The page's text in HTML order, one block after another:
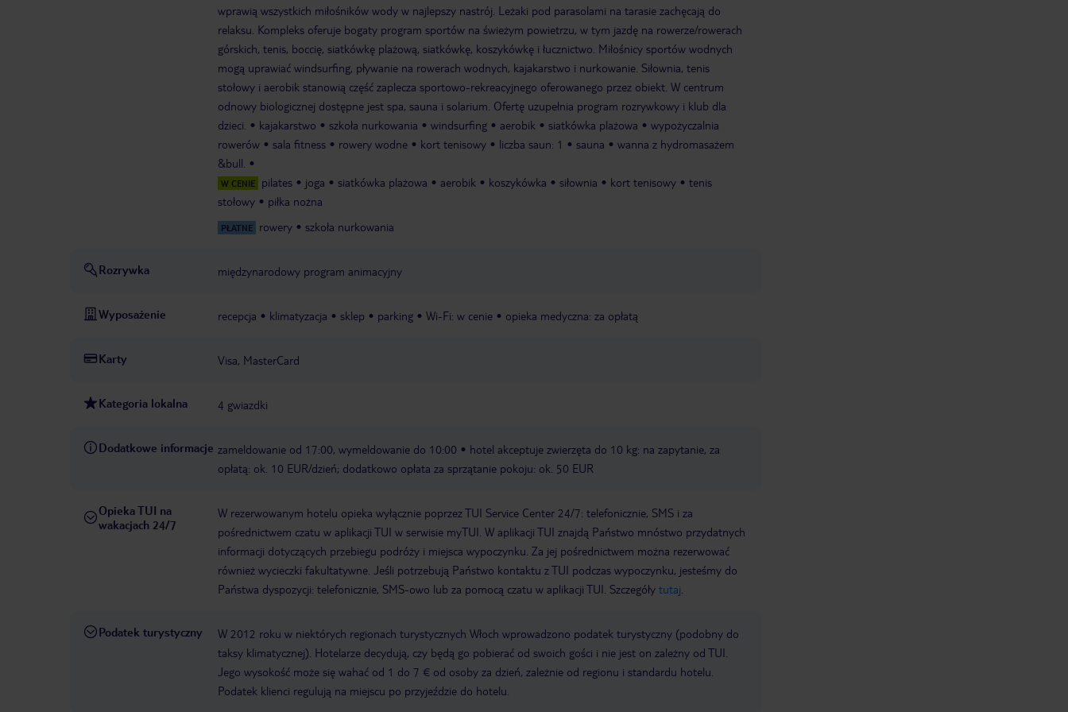
wprawią wszystkich miłośników wody w najlepszy nastrój. Leżaki pod parasolami na tarasie zachęcają do
relaksu. Kompleks oferuje bogaty program sportów na świeżym powietrzu, w tym jazdę na rowerze/rowerach
górskich, tenis, boccię, siatkówkę plażową, siatkówkę, koszykówkę i łucznictwo. Miłośnicy sportów wodnych
mogą uprawiać windsurfing, pływanie na rowerach wodnych, kajakarstwo i nurkowanie. Siłownia, tenis
stołowy i aerobik stanowią część zaplecza sportowo-rekreacyjnego oferowanego przez obiekt. W centrum
odnowy biologicznej dostępne jest spa, sauna i solarium. Ofertę uzupełnia program rozrywkowy i klub dla
dzieci.
kajakarstwo szkoła nurkowania windsurfing aerobik siatkówka plażowa
wypożyczalnia
rowerów
sala fitness rowery wodne kort tenisowy liczba saun: 1 sauna
wanna z hydromasażem
&bull.
W CENIE pilates joga siatkówka plażowa aerobik koszykówka siłownia kort tenisowy
tenis
stołowy
piłka nożna
PŁATNE rowery szkoła nurkowania
Rozrywka międzynarodowy program animacyjny
Wyposażenie recepcja klimatyzacja sklep parking Wi-Fi: w cenie opieka medyczna: za opłatą
Karty Visa, MasterCard
Kategoria lokalna 4 gwiazdki
Dodatkowe informacje zameldowanie od 17:00, wymeldowanie do 10:00
hotel akceptuje zwierzęta do 10 kg: na zapytanie, za
opłatą: ok. 10 EUR/dzień; dodatkowo opłata za sprzątanie pokoju: ok. 50 EUR
Opieka TUI na
wakacjach 24/7
W rezerwowanym hotelu opieka wyłącznie poprzez TUI Service Center 24/7: telefonicznie, SMS i za
pośrednictwem czatu w aplikacji TUI w serwisie myTUI. W aplikacji TUI znajdą Państwo mnóstwo przydatnych
informacji dotyczących przebiegu podróży i miejsca wypoczynku. Za jej pośrednictwem można rezerwować
również wycieczki fakultatywne. Jeśli potrzebują Państwo kontaktu z TUI podczas wypoczynku, jesteśmy do
Państwa dyspozycji: telefonicznie, SMS-owo lub za pomocą czatu w aplikacji TUI. Szczegóły tutaj
Podatek turystyczny
W 2012 roku w niektórych regionach turystycznych Włoch wprowadzono podatek turystyczny (podobny do
taksy klimatycznej). Hotelarze decydują, czy będą go pobierać od swoich gości i nie jest on zależny od TUI.
Jego wysokość może się wahać od 1 do 7 € od osoby za dzień, zależnie od regionu i standardu hotelu.
Podatek klienci regulują na miejscu po przyjeździe do hotelu.